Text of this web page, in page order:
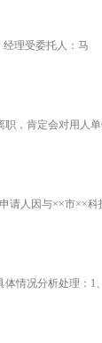
理受委托人：马
职，肯定会对用人
请人因与××市××科
情况分析处理：1